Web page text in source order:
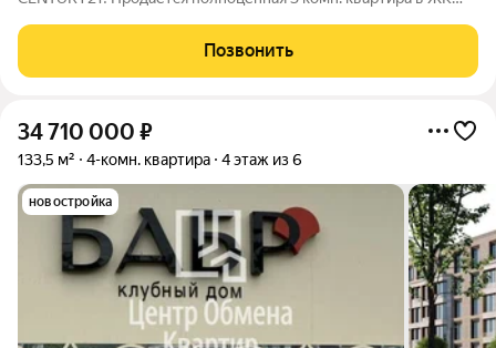
самом востребованном месте Свердловского района -
Aкадемгoродок. Отлелка white box! 9 этаж
Позвонить
34 710 000 ₽
133,5 м² 4-комн. квартира 4 этаж из 6
новостройка